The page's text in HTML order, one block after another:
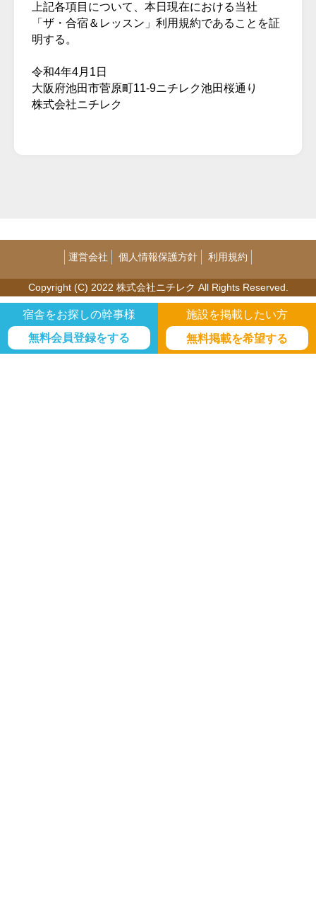
上記各項目について、本日現在における当社
「ザ・合宿＆レッスン」利用規約であることを証
明する。
令和4年4月1日
大阪府池田市菅原町11-9ニチレク池田桜通り
株式会社ニチレク
宿舎をお探しの幹事様
無料会員登録をする
施設を掲載したい方
無料掲載を希望する
運営会社 個人情報保護方針 利用規約
Copyright (C) 2022 株式会社ニチレク All Rights Reserved.